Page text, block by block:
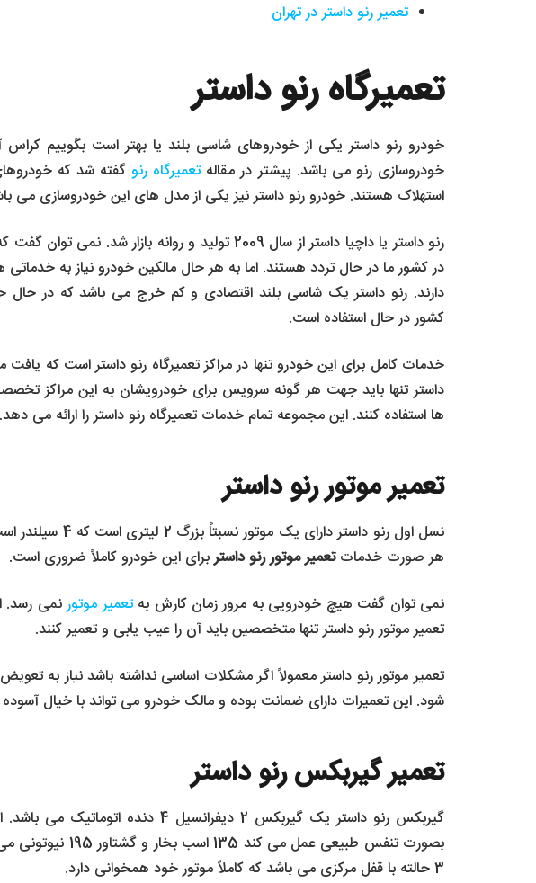
تعمیر رنو داستر در تهران
تعمیرگاه رنو داستر
خودرو رنو داستر یکی از خودروهای شاسی بلند یا بهتر است بگوییم
خودروسازی رنو می باشد. پیشتر در مقالهتعمیرگاه رنوگفته شد که
استهلاک هستند. خودرو رنو داستر نیز یکی از مدل های این خودروسازی می
رنو داستر یا داچیا داستر از سال 2009 تولید و روانه بازار
در کشور ما در حال تردد هستند. اما به هر حال مالکین خودرو نیاز به
دارند. رنو داستر یک شاسی بلند اقتصادی و کم خرج می باشد که در
کشور در حال استفاده است.
خدمات کامل برای این خودرو تنها در مراکز تعمیرگاه رنو داستر است که
داستر تنها باید جهت هر گونه سرویس برای خودرویشان به این مراکز
ها استفاده کنند. این مجموعه تمام خدمات تعمیرگاه رنو داستر را ارائه می دهد.
تعمیر موتور رنو داستر
نسل اول رنو
هر صورت خدماتتعمیر موتور رنو داستربرای این خودرو کاملاً ضروری است.
نمی توان گفت هیچ خودرویی به مرور زمان کارش بهتعمیر موتورنمی رسد.
تعمیر موتور رنو داستر تنها متخصصین باید آن را عیب یابی و تعمیر کنند.
تعمیر موتور رنو داستر معمولاً اگر مشکلات اساسی نداشته باشد نیاز
شود. این تعمیرات دارای ضمانت بوده و مالک خودرو می تواند با خیال آسوده
تعمیر گیربکس رنو داستر
گیربکس رنو داستر یک گیربکس 2 دیفرانسیل 4
بصورت تنفس طبیعی عمل می
3 حالته با قفل مرکزی می باشد که کاملاً موتور خود همخوانی دارد.